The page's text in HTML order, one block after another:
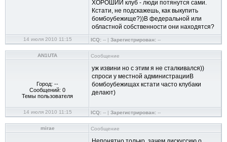
ХОРОШИЙ клуб - люди потянутся сами.
Кстати, не подскажешь, как выкупить
бомбоубежище?))В федеральной или
областной собственности они находятся?
14 июля 2010 11:15 ICQ: -- | Зарегистрирован: --
AN1UTA Сообщение
Город: --
Сообщений: 0
Темы пользователя
уж извини но с этим я не сталкивался))
спроси у местной администрацииВ
бомбоубежищах кстати часто клубаки
делают)
14 июля 2010 11:15 ICQ: -- | Зарегистрирован: --
mirae Сообщение